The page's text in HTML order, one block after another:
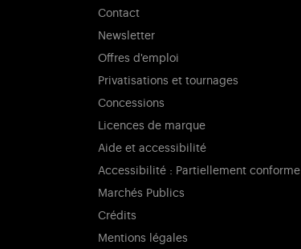
Contact
Newsletter
Offres d'emploi
Privatisations et tournages
Concessions
Licences de marque
Aide et accessibilité
Accessibilité : Partiellement conforme
Marchés Publics
Crédits
Mentions légales